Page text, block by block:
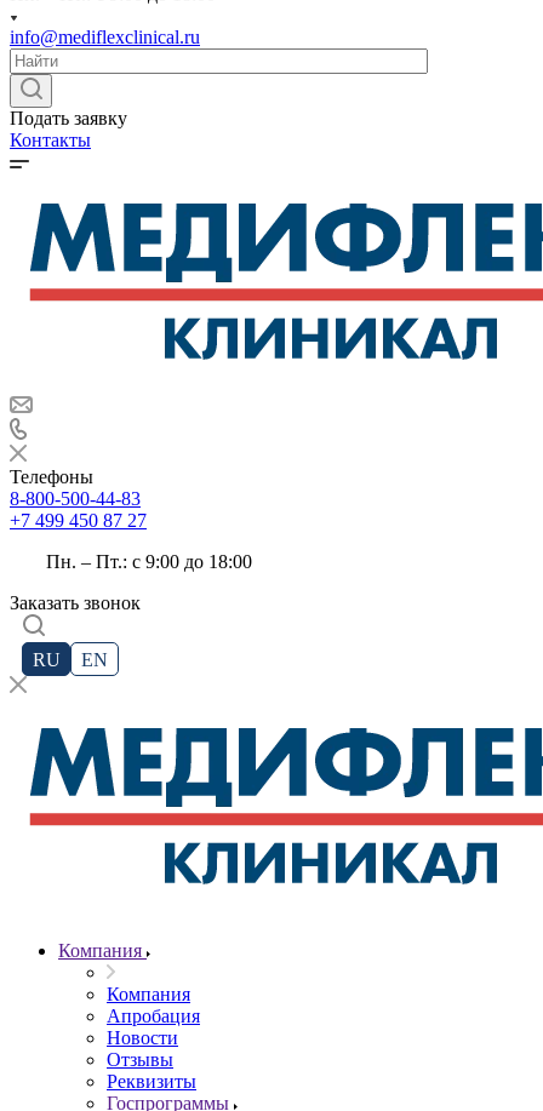
info@mediflexclinical.ru
Подать заявку
Контакты
Телефоны
8-800-500-44-83
+7 499 450 87 27
Пн. – Пт.: с 9:00 до 18:00
Заказать звонок
RU EN
Компания
Компания
Апробация
Новости
Отзывы
Реквизиты
Госпрограммы